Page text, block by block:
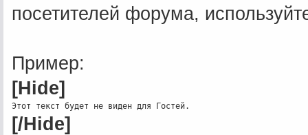
посетителей форума,
Пример:
[Hide]
[/Hide]